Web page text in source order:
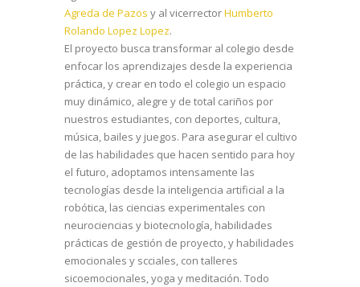
Agreda de Pazos y al vicerrectorHumberto
Rolando Lopez Lopez.
El proyecto busca transformar al colegio desde
enfocar los aprendizajes desde la experiencia
práctica, y crear en todo el colegio un espacio
muy dinámico, alegre y de total cariños por
nuestros estudiantes, con deportes, cultura,
música, bailes y juegos. Para asegurar el cultivo
de las habilidades que hacen sentido para hoy
el futuro, adoptamos intensamente las
tecnologías desde la inteligencia artificial a la
robótica, las ciencias experimentales con
neurociencias y biotecnología, habilidades
prácticas de gestión de proyecto, y habilidades
emocionales y scciales, con talleres
sicoemocionales, yoga y meditación. Todo